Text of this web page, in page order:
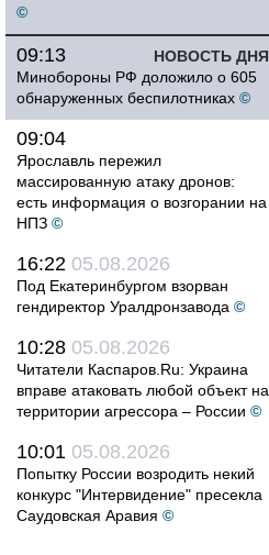
©
НОВОСТЬ ДНЯ
09:13
Минобороны РФ доложило о 605
обнаруженных беспилотниках ©
09:04
Ярославль пережил
массированную атаку дронов:
есть информация о возгорании на
НПЗ ©
16:22 05.08.2026
Под Екатеринбургом взорван
гендиректор Уралдронзавода ©
10:28 05.08.2026
Читатели Каспаров.Ru: Украина
вправе атаковать любой объект на
территории агрессора – России ©
10:01 05.08.2026
Попытку России возродить некий
конкурс "Интервидение" пресекла
Саудовская Аравия ©